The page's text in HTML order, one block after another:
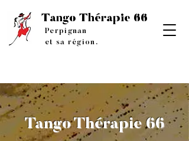
Tango Thérapie 66
Perpignan
et sa région.
TangoThérapie 66